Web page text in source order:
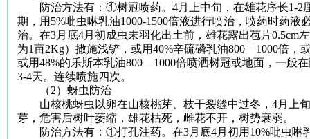
防治方法有：①树冠喷药。 4月上中旬，在雄花序长1-2
期，用 5%吡虫啉乳油1000-1500倍液进行喷治，喷药时药液
治。在3月底4月初成虫未羽化出土前，雄花露出苞片0.5cm
为1亩2Kg）撒施浅铲，或用40%辛硫磷乳油800—1000倍，
或用48%的乐斯本乳油800—1000倍喷洒树冠或地面，一般
3-4天。连续喷施四次。
（2）蚜虫防治
山核桃蚜虫以卵在山核桃芽、枝干裂缝中过冬， 4月上
芽，危害后树叶萎缩，雄花枯死，雌花不开，树势衰弱。
防治方法有：①打孔注药。在3月底4月初用 10%吡虫啉